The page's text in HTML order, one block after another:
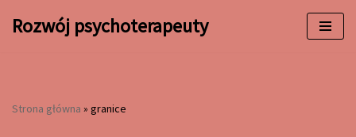
Rozwój psychoterapeuty
Strona główna » granice